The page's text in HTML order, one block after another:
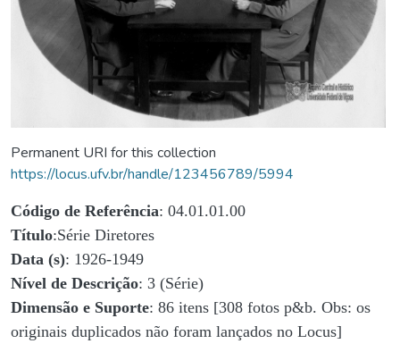
Permanent URI for this collection
https://locus.ufv.br/handle/123456789/5994
Código de Referência: 04.01.01.00
Título:Série Diretores
Data (s): 1926-1949
Nível de Descrição: 3 (Série)
Dimensão e Suporte: 86 itens [308 fotos p&b. Obs: os
originais duplicados não foram lançados no Locus]